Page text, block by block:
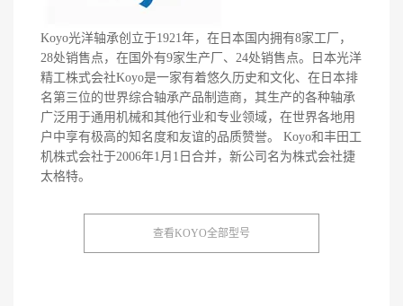
Koyo光洋轴承创立于1921年，在日本国内拥有8家工厂，
28处销售点，在国外有9家生产厂、24处销售点。日本光洋
精工株式会社Koyo是一家有着悠久历史和文化、在日本排
名第三位的世界综合轴承产品制造商，其生产的各种轴承
广泛用于通用机械和其他行业和专业领域，在世界各地用
户中享有极高的知名度和友谊的品质赞誉。 Koyo和丰田工
机株式会社于2006年1月1日合并，新公司名为株式会社捷
太格特。
查看KOYO全部型号